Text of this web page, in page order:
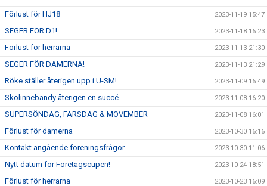
Förlust för HJ18 2023-11-19 15:47
SEGER FÖR D1! 2023-11-18 16:23
Förlust för herrarna 2023-11-13 21:30
SEGER FÖR DAMERNA! 2023-11-13 21:29
Röke ställer återigen upp i U-SM! 2023-11-09 16:49
Skolinnebandy återigen en succé 2023-11-08 16:20
SUPERSÖNDAG, FARSDAG & MOVEMBER 2023-11-08 16:01
Förlust för damerna 2023-10-30 16:16
Kontakt angående föreningsfrågor 2023-10-30 11:06
Nytt datum för Företagscupen! 2023-10-24 18:51
Förlust för herrarna 2023-10-23 16:09